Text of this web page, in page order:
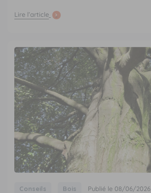
Lire l’article
Conseils Bois Publié le 08/06/2026